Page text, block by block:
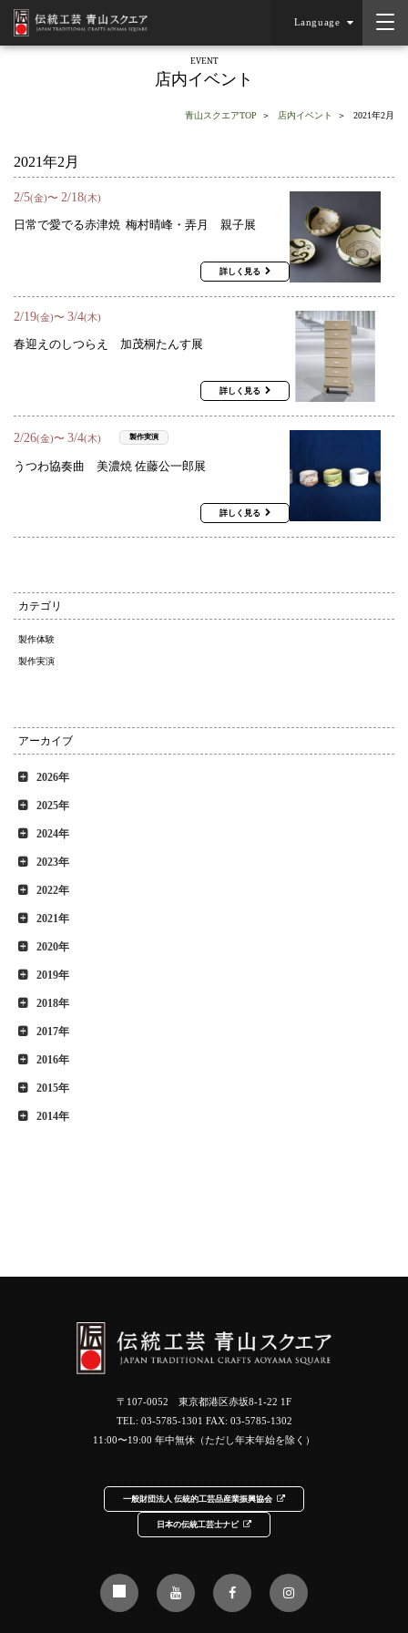
Language
EVENT
店内イベント
青山スクエアTOP 店内イベント 2021年2月
2021年2月
2/5(金)〜 2/18(木)
日常で愛でる赤津焼 梅村晴峰・弄月 親子展
詳しく見る
2/19(金)〜 3/4(木)
春迎えのしつらえ 加茂桐たんす展
詳しく見る
2/26(金)〜 3/4(木) 製作実演
うつわ協奏曲 美濃焼 佐藤公一郎展
詳しく見る
カテゴリ
製作体験
製作実演
アーカイブ
2026年
2025年
2024年
2023年
2022年
2021年
2020年
2019年
2018年
2017年
2016年
2015年
2014年
〒107-0052 東京都港区赤坂8-1-22 1F
TEL: 03-5785-1301 FAX: 03-5785-1302
11:00〜19:00 年中無休（ただし年末年始を除く）
一般財団法人 伝統的工芸品産業振興協会
日本の伝統工芸士ナビ